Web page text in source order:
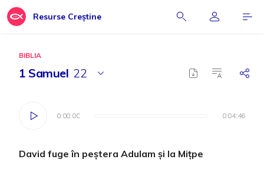
Resurse Creștine
BIBLIA
1 Samuel 22
0:00:00 0:04:46
0:00:00 0:04:46
David fuge în peştera Adulam şi la Miţpe